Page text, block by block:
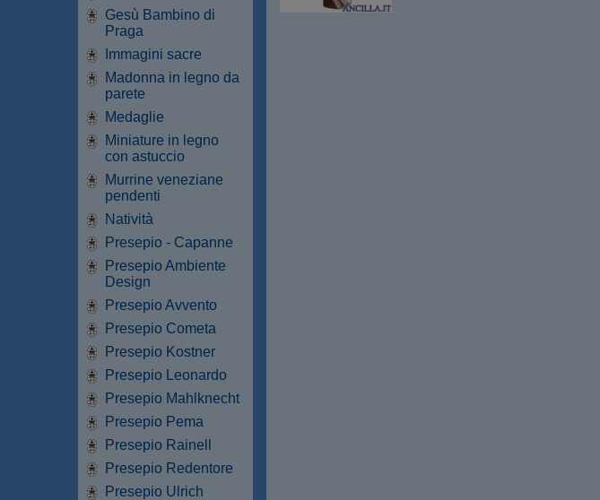
Gesù Bambino di
Praga
Immagini sacre
Madonna in legno da
parete
Medaglie
Miniature in legno
con astuccio
Murrine veneziane
pendenti
Natività
Presepio - Capanne
Presepio Ambiente
Design
Presepio Avvento
Presepio Cometa
Presepio Kostner
Presepio Leonardo
Presepio Mahlknecht
Presepio Pema
Presepio Rainell
Presepio Redentore
Presepio Ulrich